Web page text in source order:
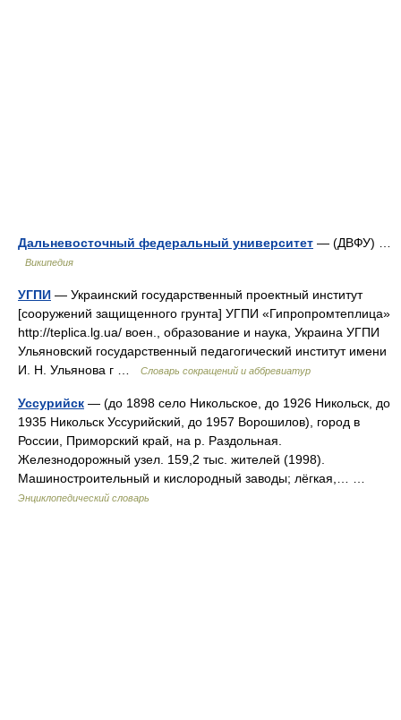
Дальневосточный федеральный университет — (ДВФУ) …
Википедия
УГПИ — Украинский государственный проектный институт
[сооружений защищенного грунта] УГПИ «Гипропромтеплица»
http://teplica.lg.ua/​ воен., образование и наука, Украина УГПИ
Ульяновский государственный педагогический институт имени
И. Н. Ульянова г …
Словарь сокращений и аббревиатур
Уссурийск — (до 1898 село Никольское, до 1926 Никольск, до
1935 Никольск Уссурийский, до 1957 Ворошилов), город в
России, Приморский край, на р. Раздольная.
Железнодорожный узел. 159,2 тыс. жителей (1998).
Машиностроительный и кислородный заводы; лёгкая,… …
Энциклопедический словарь